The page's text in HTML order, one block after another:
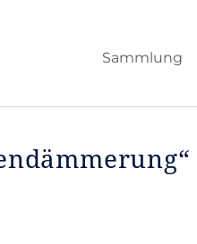
Sammlung